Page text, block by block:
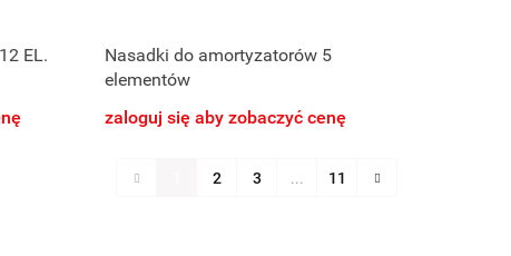
EL.
Nasadki do amortyzatorów 5
elementów
zaloguj się aby zobaczyć cenę
2 3 ... 11